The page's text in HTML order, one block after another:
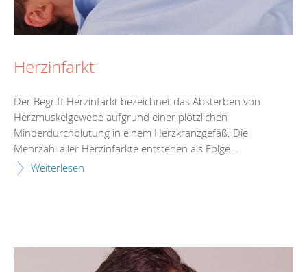
Herzinfarkt
Der Begriff Herzinfarkt bezeichnet das Absterben von
Herzmuskelgewebe aufgrund einer plötzlichen
Minderdurchblutung in einem Herzkranzgefäß. Die
Mehrzahl aller Herzinfarkte entstehen als Folge...
Weiterlesen